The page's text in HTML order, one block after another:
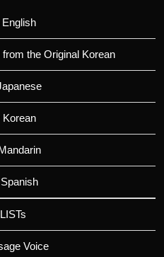
English
the Original Korean
Korean
LISTs
Voice